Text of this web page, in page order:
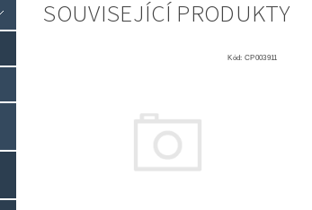
SOUVISEJÍCÍ PRODUKTY
Kód: CP003911